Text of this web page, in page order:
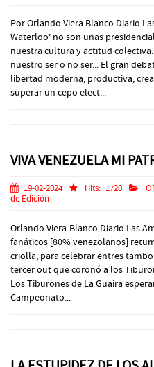
Por Orlando Viera Blanco Diario
Waterloo’ no son unas
nuestra cultura y actitud
nuestro ser o no ser... El gran
libertad moderna, productiva,
superar un cepo elect...
VIVA VENEZUELA MI
19-02-2024 Hits: 1720
de Edición
Orlando Viera-Blanco Diario Las
fanáticos [80% venezolanos]
criolla, para celebrar entres
tercer out que coronó a los
Los Tiburones de La Guaira
Campeonato...